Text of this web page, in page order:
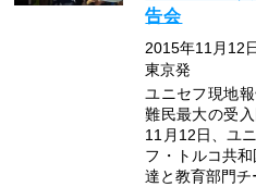
告会
2015年11月12
東京発
ユニセフ現地
難民最大の受
11月12日、ユ
フ・トルコ共
達と教育部門